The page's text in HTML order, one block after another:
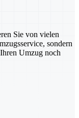
Sie von vielen
sondern
Umzug noch